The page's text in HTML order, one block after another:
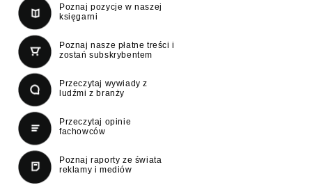
Poznaj pozycje w naszej
księgarni
Poznaj nasze płatne treści i
zostań subskrybentem
Przeczytaj wywiady z
ludźmi z branży
Przeczytaj opinie
fachowców
Poznaj raporty ze świata
reklamy i mediów